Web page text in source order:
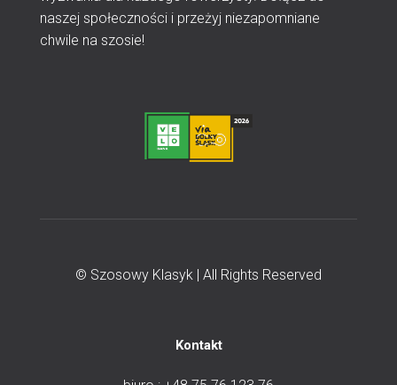
naszej społeczności i przeżyj niezapomniane
chwile na szosie!
© Szosowy Klasyk | All Rights Reserved
Kontakt